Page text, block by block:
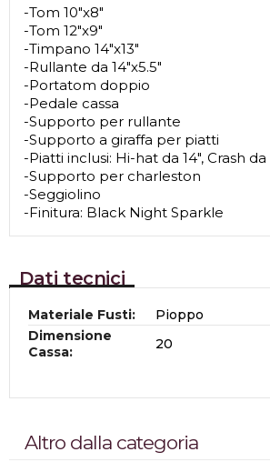
-Tom 10"x8"
-Tom 12"x9"
-Timpano 14"x13"
-Rullante da 14"x5.5"
-Portatom doppio
-Pedale cassa
-Supporto per rullante
-Supporto a giraffa per piatti
-Piatti inclusi: Hi-hat da 14", Crash da
-Supporto per charleston
-Seggiolino
-Finitura: Black Night Sparkle
Dati tecnici
Materiale Fusti:
Pioppo
Dimensione
Cassa:
20
Altro dalla categoria